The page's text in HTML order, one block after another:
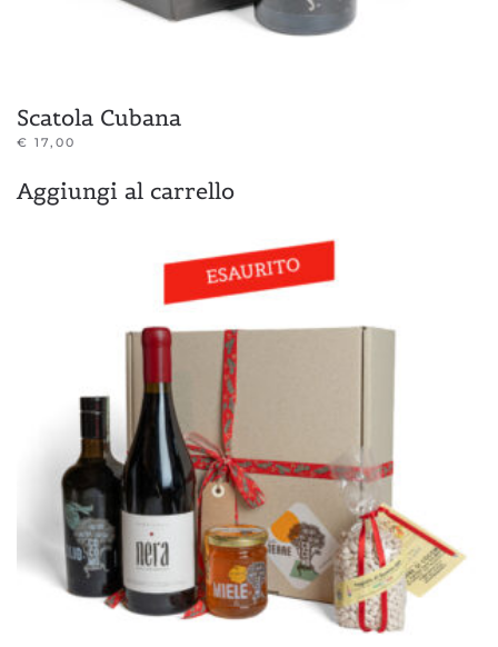
Scatola Cubana
€ 17,00
Aggiungi al carrello